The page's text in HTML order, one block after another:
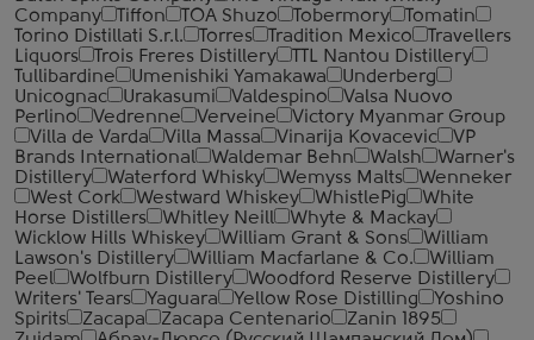
Company
Tiffon TOA Shuzo Tobermory
Tomatin
Torino Distillati S.r.l.
Torres Tradition Mexico
Travellers
Liquors
Trois Freres Distillery
TTL Nantou Distillery
Tullibardine
Umenishiki Yamakawa
Underberg
Unicognac
Urakasumi Valdespino
Valsa Nuovo
Perlino
Vedrenne Verveine
Victory Myanmar Group
Villa de Varda
Villa Massa Vinarija Kovacevic
VP
Brands International
Waldemar Behn Walsh
Warner's
Distillery
Waterford Whisky Wemyss Malts
Wenneker
West Cork
Westward Whiskey WhistlePig
White
Horse Distillers
Whitley Neill
Whyte & Mackay
Wicklow Hills Whiskey
William Grant & Sons
William
Lawson's Distillery
William Macfarlane & Co.
William
Peel
Wolfburn Distillery
Woodford Reserve Distillery
Writers' Tears
Yaguara Yellow Rose Distilling
Yoshino
Spirits
Zacapa Zacapa Centenario
Zanin 1895